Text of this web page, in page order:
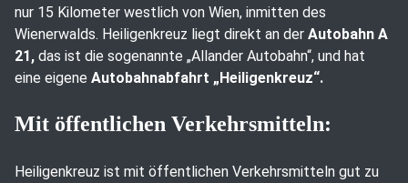
nur 15 Kilometer westlich von Wien, inmitten des
Wienerwalds. Heiligenkreuz liegt direkt an der Autobahn A
21, das ist die sogenannte „Allander Autobahn“, und hat
eine eigene Autobahnabfahrt „Heiligenkreuz“.
Mit öffentlichen Verkehrsmitteln:
Heiligenkreuz ist mit öffentlichen Verkehrsmitteln gut zu